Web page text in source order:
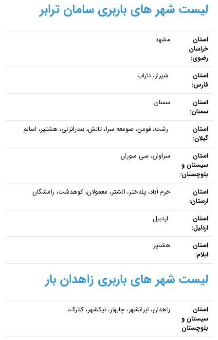
لیست شهر های باربری سامان ترابر
استان
خراسان
رضوی:
مشهد
استان
فارس:
شیراز، داراب
استان
سمنان:
سمنان
استان
گیلان:
رشت، فومن، صومعه سرا، تالش، بندرانزلی، هشتپر، اسالم
استان
سیستان و
بلوچستان:
سراوان، سی سوران
استان
لرستان:
خرم آباد، پلدختر، الشتر، معمولان، کوهدشت، رامشگان
استان
اردلیل:
اردبیل
استان
ایلام:
هشتپر
لیست شهر های باربری زاهدان بار
استان
سیستان و
بلوچستان
زاهدان، ایرانشهر، چابهار، نیکشهر، کنارک،